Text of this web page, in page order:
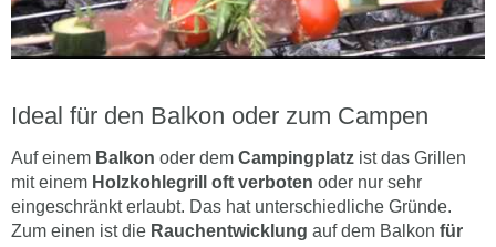
Ideal für den Balkon oder zum Campen
Auf einem Balkon oder dem Campingplatz ist das Grillen
mit einem Holzkohlegrill oft verboten oder nur sehr
eingeschränkt erlaubt. Das hat unterschiedliche Gründe.
Zum einen ist die Rauchentwicklung auf dem Balkon für